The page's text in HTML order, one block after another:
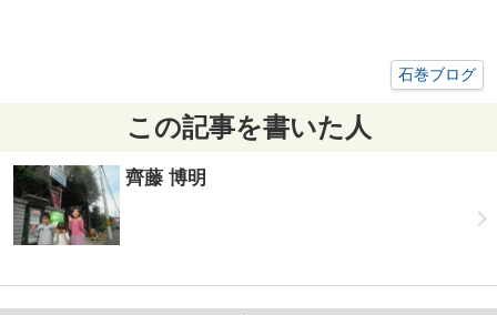
石巻ブログ
この記事を書いた人
齊藤 博明